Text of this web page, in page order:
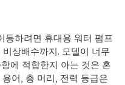
동하려면 휴대용 워터 펌프
상배수까지. 모델이 너무
에 적합한지 아는 것은 혼
어, 총 머리, 전력 등급은